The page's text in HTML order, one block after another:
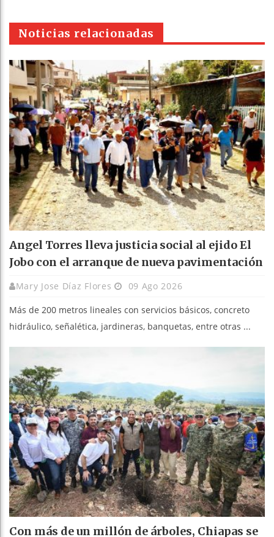
pt
Noticias relacionadas
Angel Torres lleva justicia social al ejido El
Jobo con el arranque de nueva pavimentación
Mary Jose Díaz Flores 09 Ago 2026
Más de 200 metros lineales con servicios básicos, concreto
hidráulico, señalética, jardineras, banquetas, entre otras ...
Con más de un millón de árboles, Chiapas se